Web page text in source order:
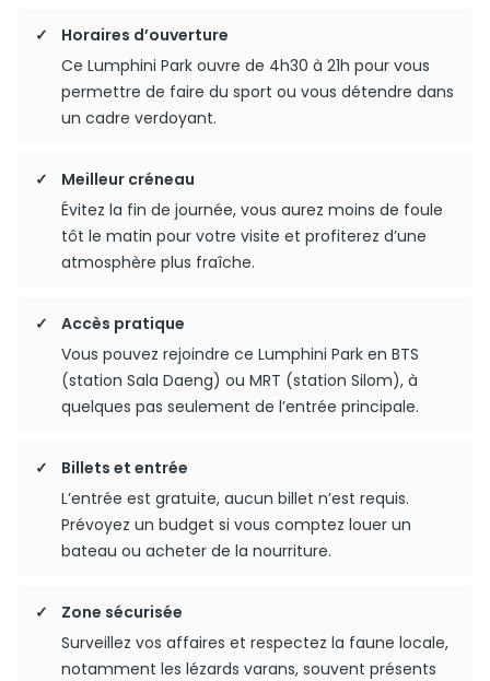
Horaires d’ouverture
Ce Lumphini Park ouvre de 4h30 à 21h pour vous
permettre de faire du sport ou vous détendre dans
un cadre verdoyant.
Meilleur créneau
Évitez la fin de journée, vous aurez moins de foule
tôt le matin pour votre visite et profiterez d’une
atmosphère plus fraîche.
Accès pratique
Vous pouvez rejoindre ce Lumphini Park en BTS
(station Sala Daeng) ou MRT (station Silom), à
quelques pas seulement de l’entrée principale.
Billets et entrée
L’entrée est gratuite, aucun billet n’est requis.
Prévoyez un budget si vous comptez louer un
bateau ou acheter de la nourriture.
Zone sécurisée
Surveillez vos affaires et respectez la faune locale,
notamment les lézards varans, souvent présents